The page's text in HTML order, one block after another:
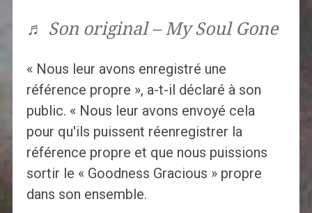
♬ Son original – My Soul Gone
« Nous leur avons enregistré une
référence propre », a-t-il déclaré à son
public. « Nous leur avons envoyé cela
pour qu'ils puissent réenregistrer la
référence propre et que nous puissions
sortir le « Goodness Gracious » propre
dans son ensemble.